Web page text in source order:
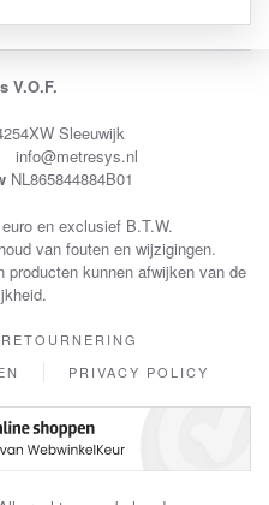
V.O.F.
Sleeuwijk
info@metresys.nl
NL865844884B01
en exclusief B.T.W.
van fouten en wijzigingen.
kunnen afwijken van de
RETOURNERING
PRIVACY POLICY